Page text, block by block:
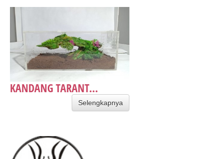
KANDANG TARANT...
Selengkapnya